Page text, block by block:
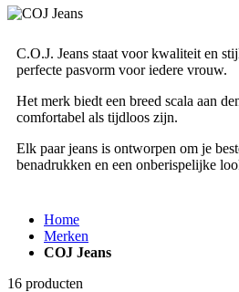
C.O.J. Jeans staat voor kwaliteit en
perfecte pasvorm voor iedere vrouw.
Het merk biedt een breed scala aan
comfortabel als tijdloos zijn.
Elk paar jeans is ontworpen om je
benadrukken en een onberispelijke
Home
Merken
COJ Jeans
16 producten